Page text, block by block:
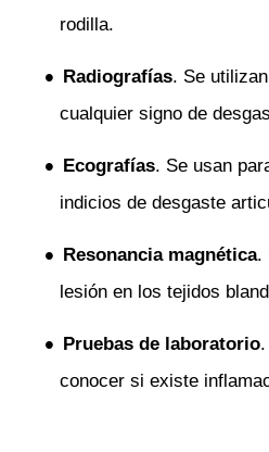
rodilla.
Radiografías. Se
cualquier signo de
Ecografías. Se usan
indicios de desgaste
Resonancia magnética.
lesión en los tejidos
Pruebas de laboratorio.
conocer si existe